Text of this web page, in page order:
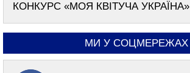
КОНКУРС «МОЯ КВІТУЧА УКРАЇНА»
МИ У СОЦМЕРЕЖАХ